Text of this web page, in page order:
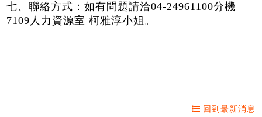
七、聯絡方式：如有問題請洽04-24961100分機
7109人力資源室 柯雅淳小姐。
回到最新消息